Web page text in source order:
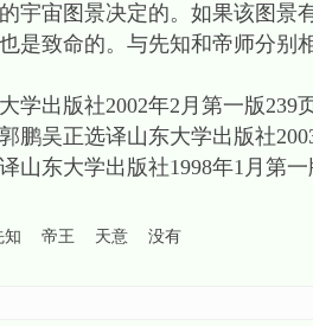
宇宙图景决定的。如果该图景
是致命的。与先知和帝师分别
学出版社2002年2月第一版239
鹏吴正选译山东大学出版社
山东大学出版社1998年1月第一
知 帝王 天意
没有